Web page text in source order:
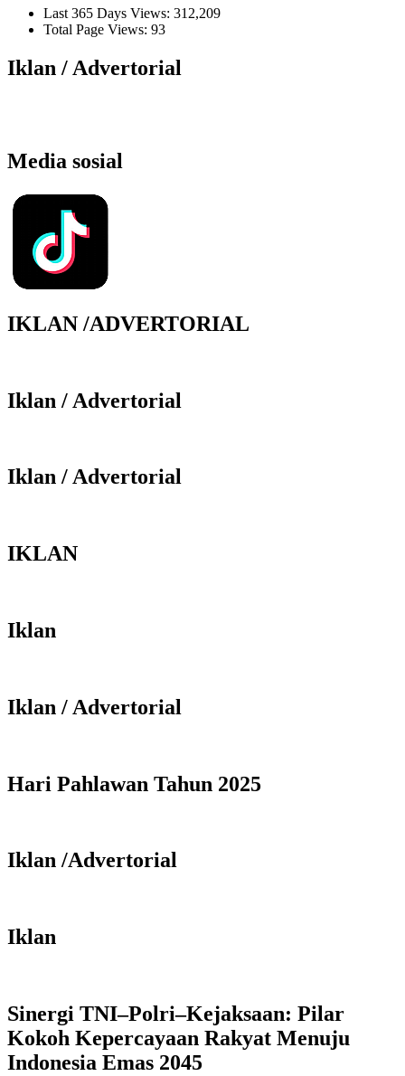
Last 365 Days Views: 312,209
Total Page Views: 93
Iklan / Advertorial
Media sosial
IKLAN /ADVERTORIAL
Iklan / Advertorial
Iklan / Advertorial
IKLAN
Iklan
Iklan / Advertorial
Hari Pahlawan Tahun 2025
Iklan /Advertorial
Iklan
Sinergi TNI–Polri–Kejaksaan: Pilar
Kokoh Kepercayaan Rakyat Menuju
Indonesia Emas 2045